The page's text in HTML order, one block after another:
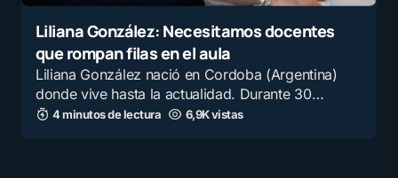
Liliana González: Necesitamos docentes
que rompan filas en el aula
Liliana González nació en Cordoba (Argentina)
donde vive hasta la actualidad. Durante 30…
4 minutos de lectura 6,9K vistas